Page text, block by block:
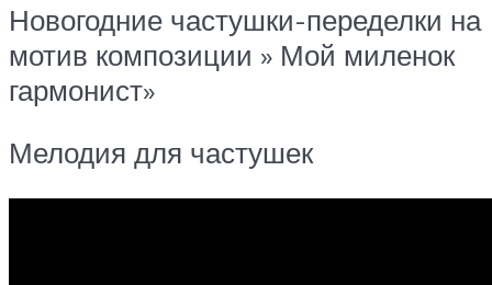
Новогодние частушки-переделки на
мотив композиции » Мой миленок
гармонист»
Мелодия для частушек